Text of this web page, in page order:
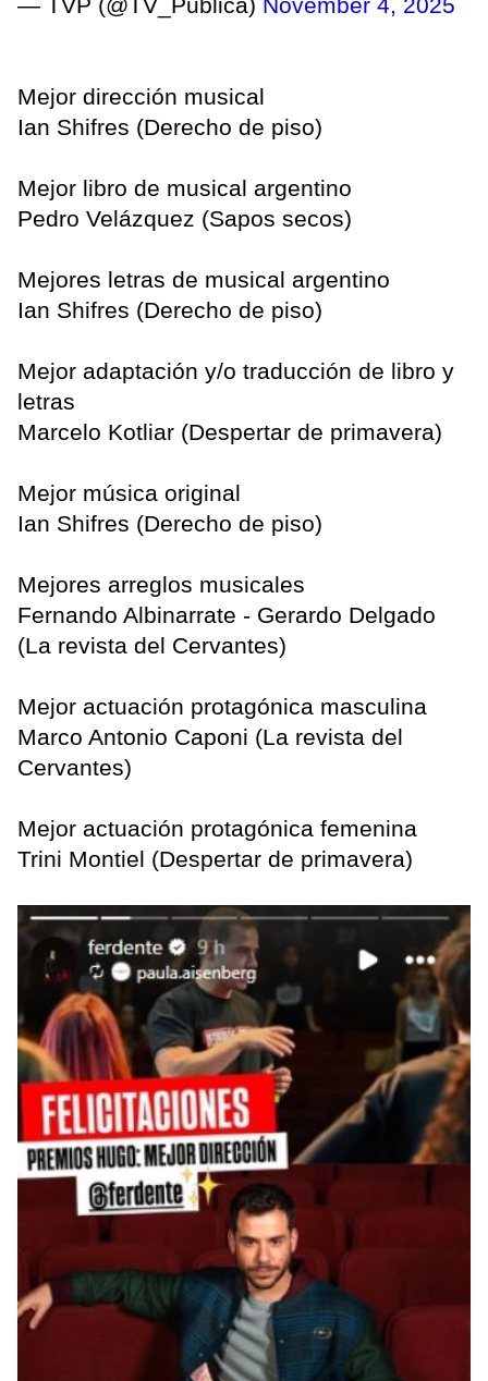
— TVP (@TV_Publica) November 4, 2025
Mejor dirección musical
Ian Shifres (Derecho de piso)
Mejor libro de musical argentino
Pedro Velázquez (Sapos secos)
Mejores letras de musical argentino
Ian Shifres (Derecho de piso)
Mejor adaptación y/o traducción de libro y
letras
Marcelo Kotliar (Despertar de primavera)
Mejor música original
Ian Shifres (Derecho de piso)
Mejores arreglos musicales
Fernando Albinarrate - Gerardo Delgado
(La revista del Cervantes)
Mejor actuación protagónica masculina
Marco Antonio Caponi (La revista del
Cervantes)
Mejor actuación protagónica femenina
Trini Montiel (Despertar de primavera)